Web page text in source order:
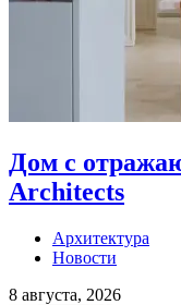
Дом с
Architects
Архитектура
Новости
8 августа, 2026